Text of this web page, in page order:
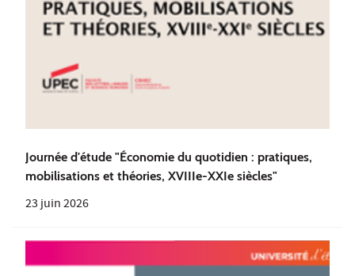
Journée d'étude "Économie du quotidien : pratiques,
mobilisations et théories, XVIIIe-XXIe siècles"
23 juin 2026